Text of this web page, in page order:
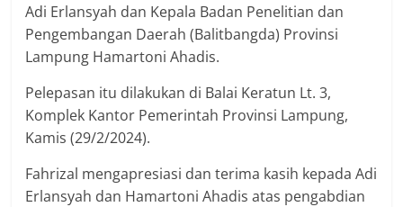
Adi Erlansyah dan Kepala Badan Penelitian dan
Pengembangan Daerah (Balitbangda) Provinsi
Lampung Hamartoni Ahadis.
Pelepasan itu dilakukan di Balai Keratun Lt. 3,
Komplek Kantor Pemerintah Provinsi Lampung,
Kamis (29/2/2024).
Fahrizal mengapresiasi dan terima kasih kepada Adi
Erlansyah dan Hamartoni Ahadis atas pengabdian